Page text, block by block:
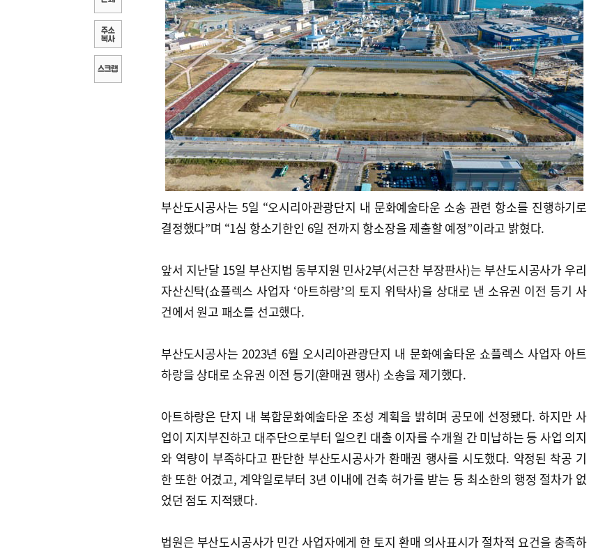
부산도시공사는 5일 “오시리아관광단지 내 문화예술타운 소송 관련 항소를 진행하기로
결정했다”며 “1심 항소기한인 6일 전까지 항소장을 제출할 예정”이라고 밝혔다.
앞서 지난달 15일 부산지법 동부지원 민사2부(서근찬 부장판사)는 부산도시공사가 우리
자산신탁(쇼플렉스 사업자 ‘아트하랑’의 토지 위탁사)을 상대로 낸 소유권 이전 등기 사
건에서 원고 패소를 선고했다.
부산도시공사는 2023년 6월 오시리아관광단지 내 문화예술타운 쇼플렉스 사업자 아트
하랑을 상대로 소유권 이전 등기(환매권 행사) 소송을 제기했다.
아트하랑은 단지 내 복합문화예술타운 조성 계획을 밝히며 공모에 선정됐다. 하지만 사
업이 지지부진하고 대주단으로부터 일으킨 대출 이자를 수개월 간 미납하는 등 사업 의지
와 역량이 부족하다고 판단한 부산도시공사가 환매권 행사를 시도했다. 약정된 착공 기
한 또한 어겼고, 계약일로부터 3년 이내에 건축 허가를 받는 등 최소한의 행정 절차가 없
었던 점도 지적됐다.
법원은 부산도시공사가 민간 사업자에게 한 토지 환매 의사표시가 절차적 요건을 충족하